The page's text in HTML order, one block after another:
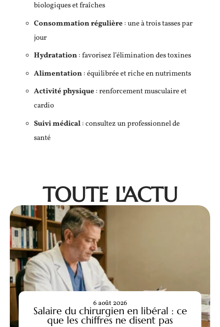
biologiques et fraîches
Consommation régulière : une à trois tasses par
jour
Hydratation: favorisez l’élimination des toxines
Alimentation: équilibrée et riche en nutriments
Activité physique : renforcement musculaire et
cardio
Suivi médical: consultez un professionnel de
santé
TOUTE L'ACTU
Salaire du chirurgien en libéral : ce
que les chiffres ne disent pas
6 août 2026